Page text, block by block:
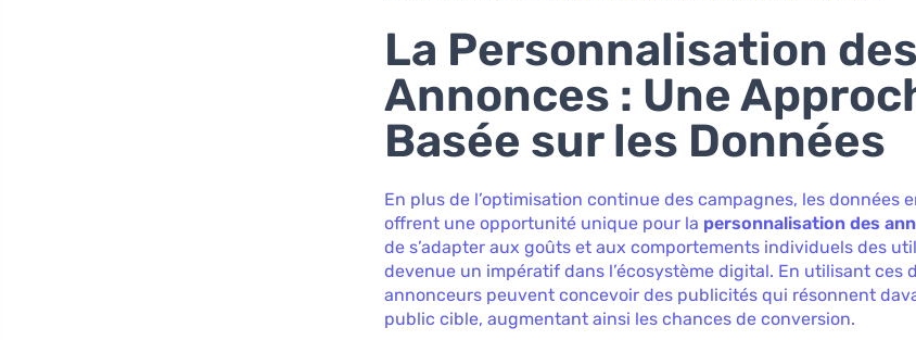
La Personnalisation des
Annonces : Une
Basée sur les Données
En plus de l’optimisation continue des campagnes, les données
offrent une opportunité unique pour la personnalisation des
de s’adapter aux goûts et aux comportements individuels des
devenue un impératif dans l’écosystème digital. En utilisant ces
annonceurs peuvent concevoir des publicités qui résonnent
public cible, augmentant ainsi les chances de conversion.